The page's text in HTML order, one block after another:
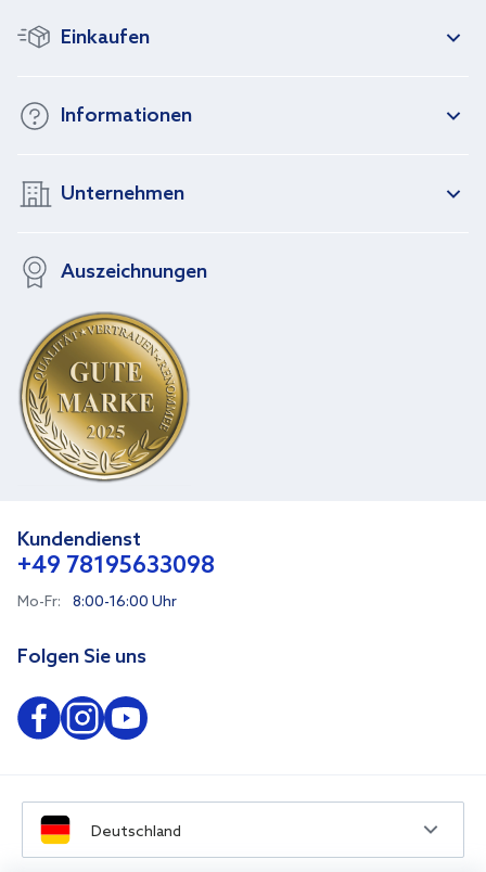
Einkaufen
Informationen
Unternehmen
Auszeichnungen
Kundendienst
+49 78195633098
Mo-Fr: 8:00-16:00 Uhr
Folgen Sie uns
Deutschland